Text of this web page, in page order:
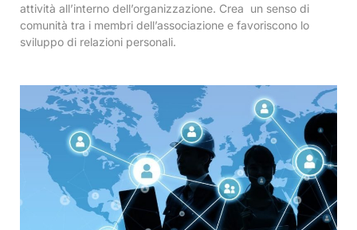
attività all’interno dell’organizzazione. Crea un senso di
comunità tra i membri dell’associazione e favoriscono lo
sviluppo di relazioni personali.